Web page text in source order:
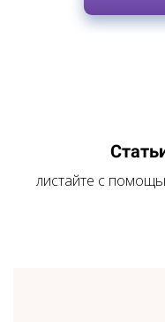
листайте с